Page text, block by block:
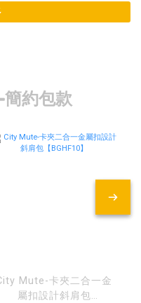
約包款
Mute-卡夾二合一金
屬扣設計斜肩包